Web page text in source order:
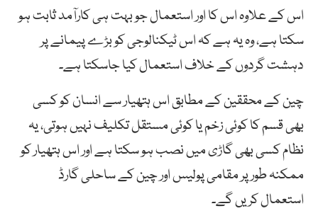
اس کے علاوہ اس کا اور استعمال جو بہت ہی کارآمد ثابت ہو
سکتا ہے، وہ یہ ہے کہ اس ٹیکنالوجی کو بڑے پیمانے پر
دہشت گردوں کے خلاف استعمال کیا جاسکتا ہے۔
چین کے محققین کے مطابق اس ہتھیار سے انسان کو کسی
بھی قسم کا کوئی زخم یا کوئی مستقل تکلیف نہیں ہوتی، یہ
نظام کسی بھی گاڑی میں نصب ہو سکتا ہے اور اس ہتھیار کو
ممکنہ طور پر مقامی پولیس اور چین کے ساحلی گارڈ
استعمال کریں گے۔